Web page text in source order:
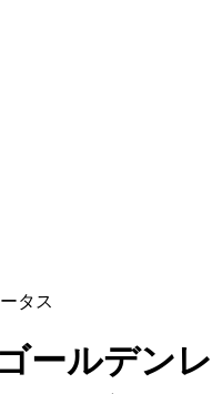
タス
ールデンレ